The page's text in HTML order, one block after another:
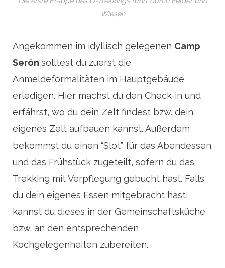
Wiesen
Angekommen im idyllisch gelegenen Camp
Serón solltest du zuerst die
Anmeldeformalitäten im Hauptgebäude
erledigen. Hier machst du den Check-in und
erfährst, wo du dein Zelt findest bzw. dein
eigenes Zelt aufbauen kannst. Außerdem
bekommst du einen “Slot” für das Abendessen
und das Frühstück zugeteilt, sofern du das
Trekking mit Verpflegung gebucht hast. Falls
du dein eigenes Essen mitgebracht hast,
kannst du dieses in der Gemeinschaftsküche
bzw. an den entsprechenden
Kochgelegenheiten zubereiten.